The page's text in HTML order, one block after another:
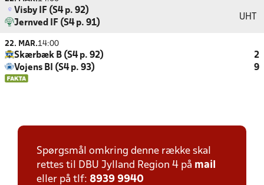
Visby IF (S4 p. 92)
Jernved IF (S4 p. 91)
UHT
22. MAR.14:00
Skærbæk B (S4 p. 92)
2
Vojens BI (S4 p. 93)
9
Spørgsmål omkring denne række skal
rettes til DBU Jylland Region 4 på mail
eller på tlf: 8939 9940